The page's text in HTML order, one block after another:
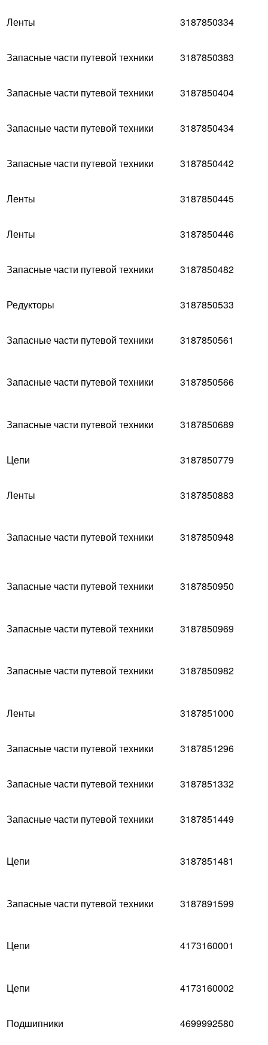
Ленты 3187850334
Запасные части путевой техники 3187850383
Запасные части путевой техники 3187850404
Запасные части путевой техники 3187850434
Запасные части путевой техники 3187850442
Ленты 3187850445
Ленты 3187850446
Запасные части путевой техники 3187850482
Редукторы 3187850533
Запасные части путевой техники 3187850561
Запасные части путевой техники 3187850566
Запасные части путевой техники 3187850689
Цепи 3187850779
Ленты 3187850883
Запасные части путевой техники 3187850948
Запасные части путевой техники 3187850950
Запасные части путевой техники 3187850969
Запасные части путевой техники 3187850982
Ленты 3187851000
Запасные части путевой техники 3187851296
Запасные части путевой техники 3187851332
Запасные части путевой техники 3187851449
Цепи 3187851481
Запасные части путевой техники 3187891599
Цепи 4173160001
Цепи 4173160002
Подшипники 4699992580